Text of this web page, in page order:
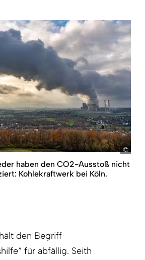
haben den CO2-Ausstoß nicht
Kohlekraftwerk bei Köln.
den Begriff
für abfällig. Seith